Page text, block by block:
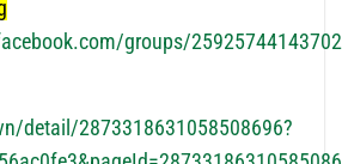
groups/
detail/2873318631058508696?